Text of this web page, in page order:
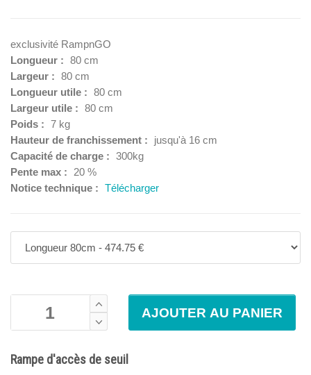
exclusivité RampnGO
Longueur : 80 cm
Largeur : 80 cm
Longueur utile : 80 cm
Largeur utile : 80 cm
Poids : 7 kg
Hauteur de franchissement :
jusqu'à 16 cm
Capacité de charge : 300kg
Pente max :
20 %
Notice technique : Télécharger
Rampe d'accès de seuil